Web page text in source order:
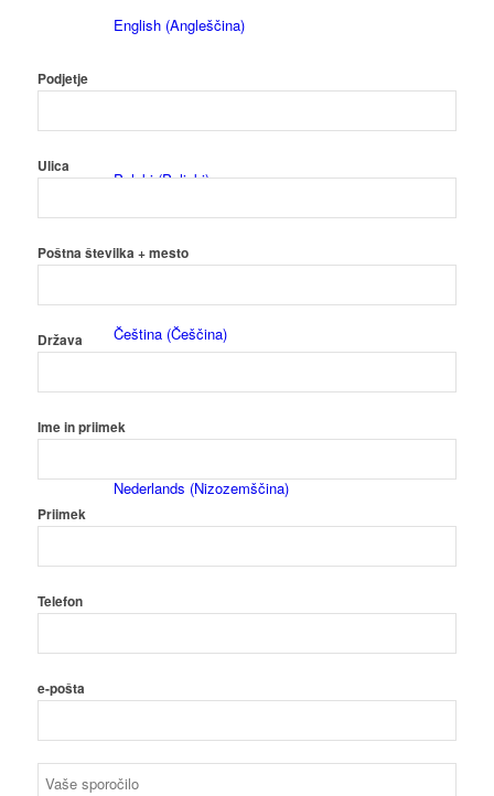
English(Angleščina)
Polski(Poljski)
Čeština(Češčina)
Nederlands (Nizozemščina)
Podjetje
Ulica
Poštna številka + mesto
Država
Ime in priimek
Priimek
Telefon
e-pošta